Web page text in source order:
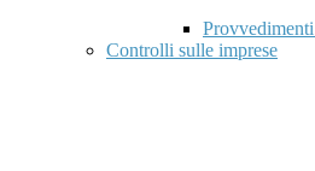
Controlli sulle imprese